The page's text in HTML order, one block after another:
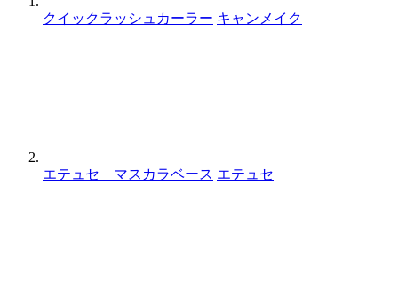
クイックラッシュカーラー キャンメイク
エテュセ マスカラベース エテュセ